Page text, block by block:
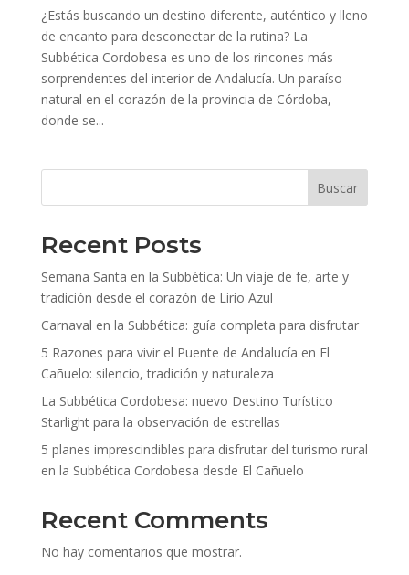
¿Estás buscando un destino diferente, auténtico y lleno
de encanto para desconectar de la rutina? La
Subbética Cordobesa es uno de los rincones más
sorprendentes del interior de Andalucía. Un paraíso
natural en el corazón de la provincia de Córdoba,
donde se...
Buscar
Recent Posts
Semana Santa en la Subbética: Un viaje de fe, arte y
tradición desde el corazón de Lirio Azul
Carnaval en la Subbética: guía completa para disfrutar
5 Razones para vivir el Puente de Andalucía en El
Cañuelo: silencio, tradición y naturaleza
La Subbética Cordobesa: nuevo Destino Turístico
Starlight para la observación de estrellas
5 planes imprescindibles para disfrutar del turismo rural
en la Subbética Cordobesa desde El Cañuelo
Recent Comments
No hay comentarios que mostrar.